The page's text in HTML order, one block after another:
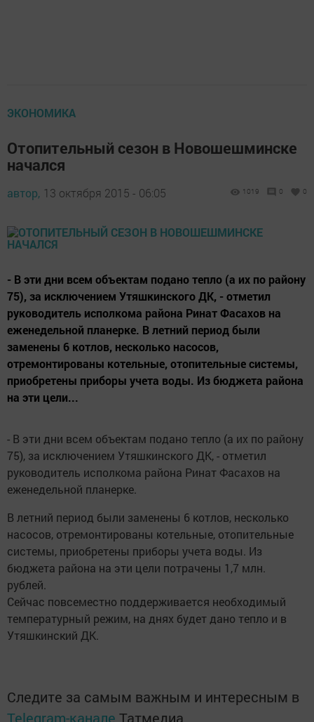
ЭКОНОМИКА
Отопительный сезон в Новошешминске
начался
автор, 13 октября 2015 - 06:05 1019 0 0
- В эти дни всем объектам подано тепло (а их по району
75), за исключением Утяшкинского ДК, - отметил
руководитель исполкома района Ринат Фасахов на
еженедельной планерке. В летний период были
заменены 6 котлов, несколько насосов,
отремонтированы котельные, отопительные системы,
приобретены приборы учета воды. Из бюджета района
на эти цели...
- В эти дни всем объектам подано тепло (а их по району
75), за исключением Утяшкинского ДК, - отметил
руководитель исполкома района Ринат Фасахов на
еженедельной планерке.
В летний период были заменены 6 котлов, несколько
насосов, отремонтированы котельные, отопительные
системы, приобретены приборы учета воды. Из
бюджета района на эти цели потрачены 1,7 млн.
рублей.
Сейчас повсеместно поддерживается необходимый
температурный режим, на днях будет дано тепло и в
Утяшкинский ДК.
Следите за самым важным и интересным в
Telegram-канале Татмедиа